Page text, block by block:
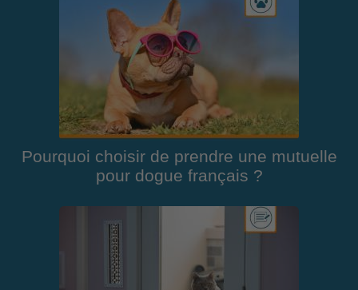
Pourquoi choisir de prendre une mutuelle
pour dogue français ?